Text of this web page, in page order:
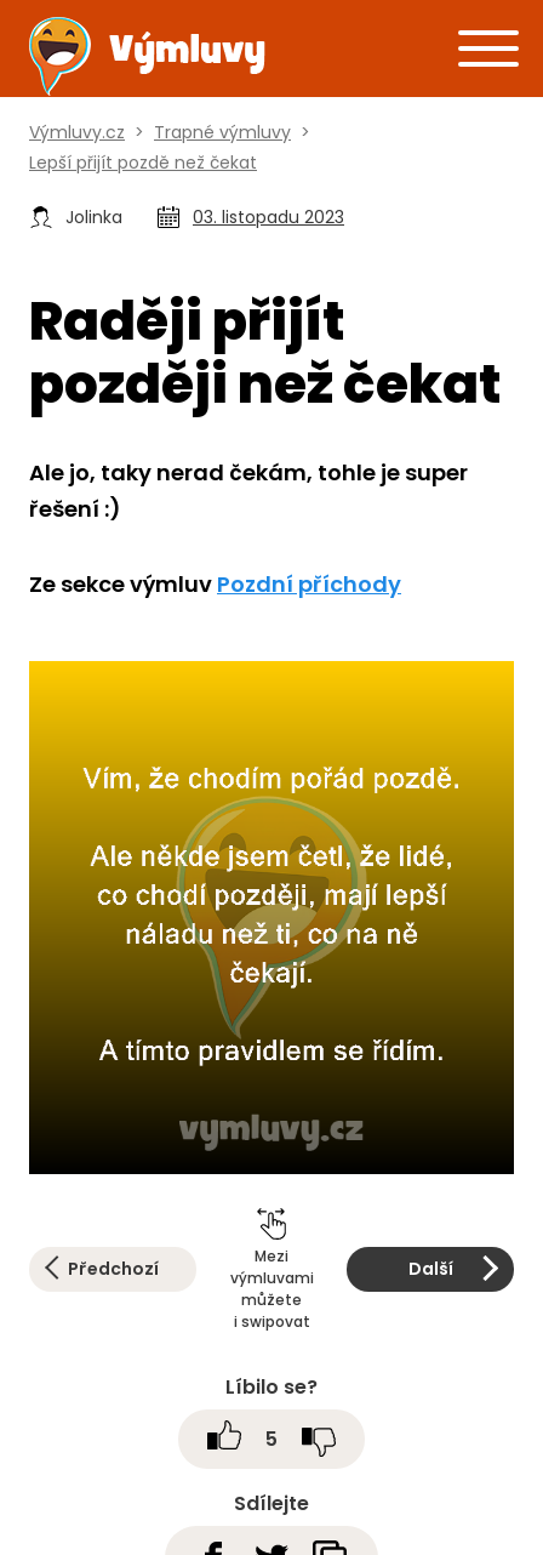
Výmluvy.cz > Trapné výmluvy >
Lepší přijít pozdě než čekat
Jolinka 03. listopadu 2023
Raději přijít
později než čekat
Ale jo, taky nerad čekám, tohle je super
řešení :)
Ze sekce výmluv Pozdní příchody
Předchozí
Mezi
výmluvami
můžete
i swipovat
Další
Sdílejte
Líbilo se?
5